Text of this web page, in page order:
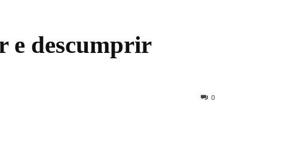
e descumprir
0